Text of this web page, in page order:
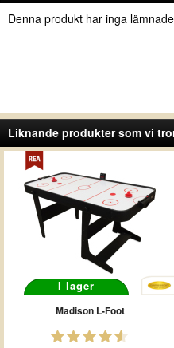
Denna produkt har inga
Liknande produkter som vi
I lager
Madison L-Foot